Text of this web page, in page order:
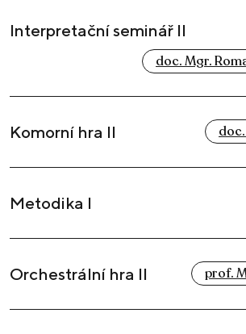
Interpretační seminář II
doc. Mgr.
Komorní hra II
Metodika I
Orchestrální hra II prof.